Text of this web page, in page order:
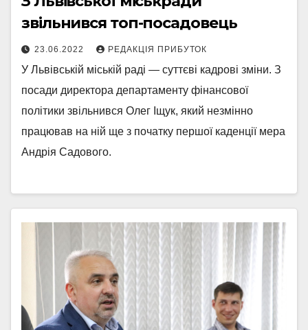
звільнився топ-посадовець
23.06.2022 РЕДАКЦІЯ ПРИБУТОК
У Львівській міській раді — суттєві кадрові зміни. З
посади директора департаменту фінансової
політики звільнився Олег Іщук, який незмінно
працював на ній ще з початку першої каденції мера
Андрія Садового.